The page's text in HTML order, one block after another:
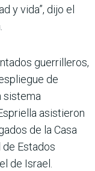
y vida”, dijo el
guerrilleros,
de
sistema
asistieron
de la Casa
Estados
de Israel.